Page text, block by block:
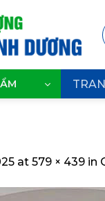
at 579 × 439 in